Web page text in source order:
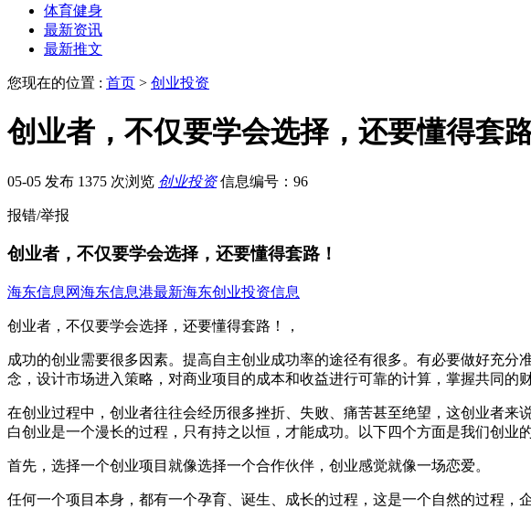
体育健身
最新资讯
最新推文
您现在的位置 : 首页 > 创业投资
创业者，不仅要学会选择，还要懂得套路
05-05 发布 1375 次浏览 创业投资 信息编号：96
报错/举报
创业者，不仅要学会选择，还要懂得套路！
海东信息网海东信息港最新海东创业投资信息
创业者，不仅要学会选择，还要懂得套路！，
成功的创业需要很多因素。提高自主创业成功率的途径有很多。有必要做好充
念，设计市场进入策略，对商业项目的成本和收益进行可靠的计算，掌握共同的
在创业过程中，创业者往往会经历很多挫折、失败、痛苦甚至绝望，这创业者
白创业是一个漫长的过程，只有持之以恒，才能成功。以下四个方面是我们创业
首先，选择一个创业项目就像选择一个合作伙伴，创业感觉就像一场恋爱。
任何一个项目本身，都有一个孕育、诞生、成长的过程，这是一个自然的过程